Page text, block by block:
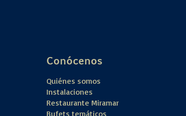
Conócenos
Quiénes somos
Instalaciones
Restaurante Miramar
Bufets temáticos